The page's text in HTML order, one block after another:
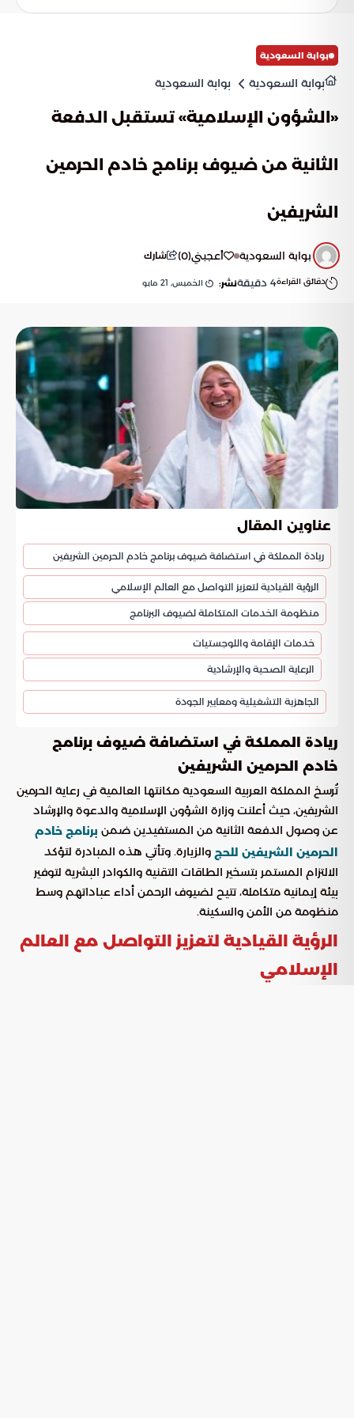
والمقيمين دون عناء.
بوابة السعودية
بوابة السعودية بوابة السعودية
«الشؤون الإسلامية» تستقبل الدفعة
الثانية من ضيوف برنامج خادم الحرمين
الشريفين
بوابة السعودية أعجبني(
0
) شارك
دقائق القراءة4 دقيقةنشر: الخميس, 21 مايو
عناوين المقال
ريادة المملكة في استضافة ضيوف برنامج خادم الحرمين الشريفين
الرؤية القيادية لتعزيز التواصل مع العالم الإسلامي
منظومة الخدمات المتكاملة لضيوف البرنامج
خدمات الإقامة واللوجستيات
الرعاية الصحية والإرشادية
الجاهزية التشغيلية ومعايير الجودة
ريادة المملكة في استضافة ضيوف برنامج
خادم الحرمين الشريفين
تُرسخ المملكة العربية السعودية مكانتها العالمية في رعاية الحرمين
الشريفين، حيث أعلنت وزارة الشؤون الإسلامية والدعوة والإرشاد
عن وصول الدفعة الثانية من المستفيدين ضمن برنامج خادم
الحرمين الشريفين للحج والزيارة. وتأتي هذه المبادرة لتؤكد
الالتزام المستمر بتسخير الطاقات التقنية والكوادر البشرية لتوفير
بيئة إيمانية متكاملة، تتيح لضيوف الرحمن أداء عباداتهم وسط
منظومة من الأمن والسكينة.
الرؤية القيادية لتعزيز التواصل مع العالم
الإسلامي